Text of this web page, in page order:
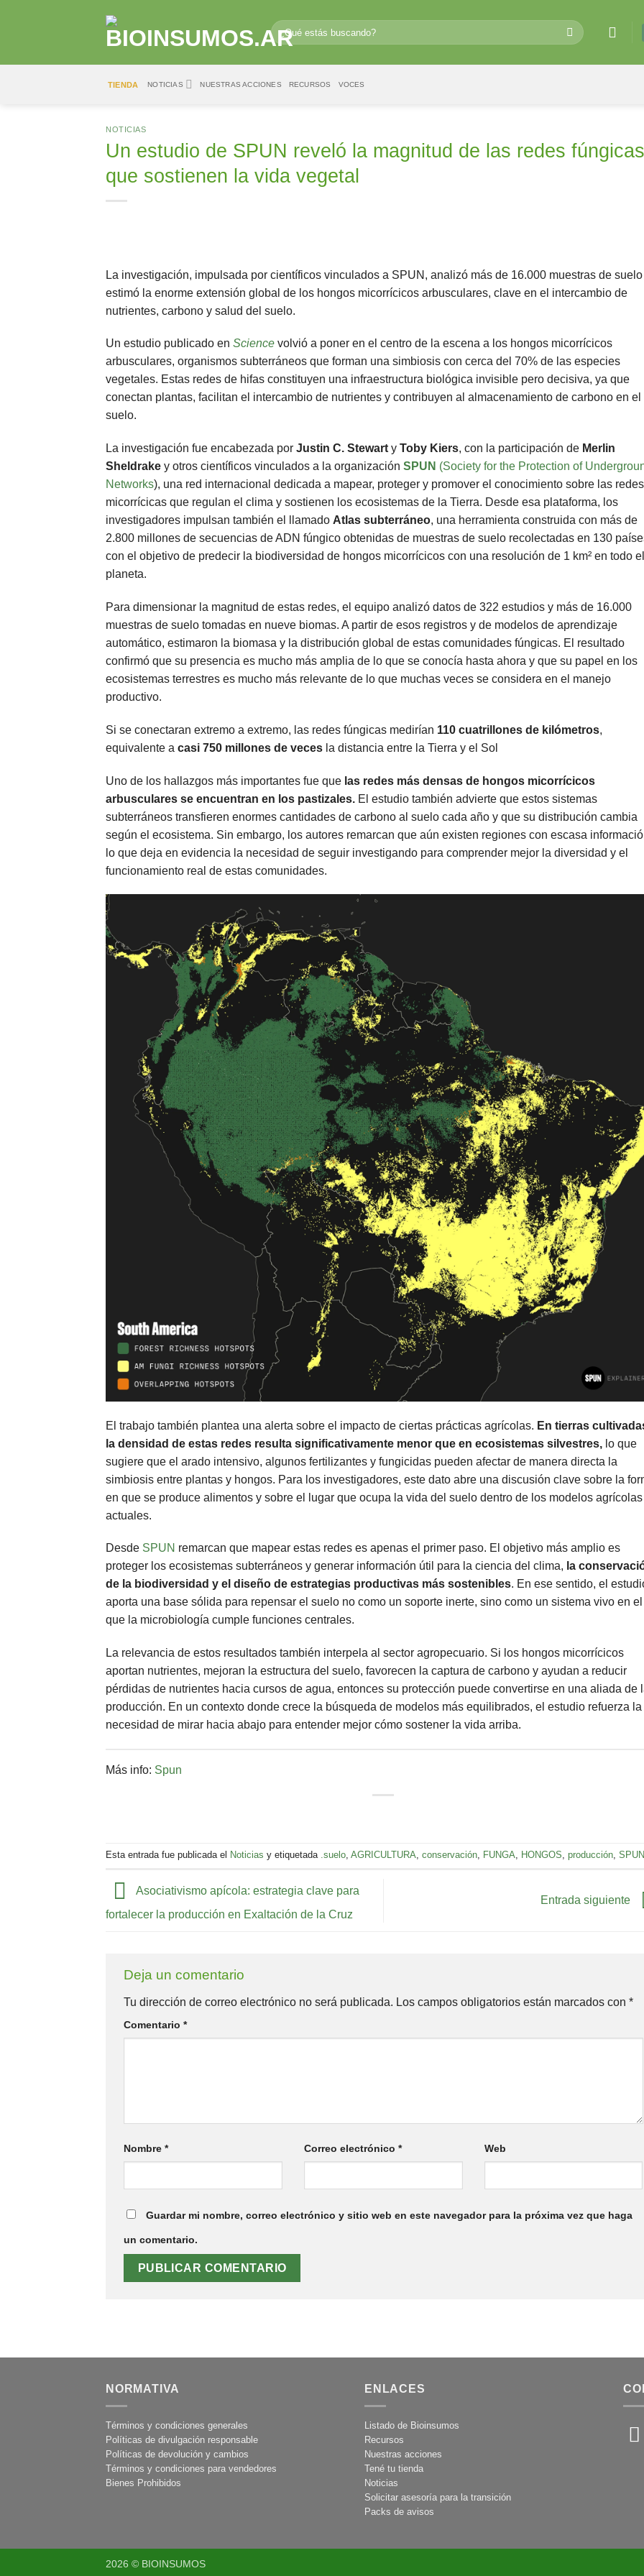
Buscar
por:
TIENDA NOTICIAS NUESTRAS ACCIONES RECURSOS VOCES
NOTICIAS
Un estudio de SPUN reveló la magnitud de las redes fúngicas
que sostienen la vida vegetal
La investigación, impulsada por científicos vinculados a SPUN, analizó más de 16.000 muestras de
estimó la enorme extensión global de los hongos micorrícicos arbusculares, clave en el intercambio de
nutrientes, carbono y salud del suelo.
Un estudio publicado en Science volvió a poner en el centro de la escena a los hongos micorrícicos
arbusculares, organismos subterráneos que forman una simbiosis con cerca del 70% de las especies
vegetales. Estas redes de hifas constituyen una infraestructura biológica invisible pero decisiva, ya que
conectan plantas, facilitan el intercambio de nutrientes y contribuyen al almacenamiento de carbono en el
suelo.
La investigación fue encabezada por Justin C. Stewart y Toby Kiers, con la participación de Merlin
Sheldrake y otros científicos vinculados a la organización SPUN (Society for the Protection of
Networks), una red internacional dedicada a mapear, proteger y promover el conocimiento sobre las redes
micorrícicas que regulan el clima y sostienen los ecosistemas de la Tierra. Desde esa plataforma, los
investigadores impulsan también el llamado Atlas subterráneo, una herramienta construida con más de
2.800 millones de secuencias de ADN fúngico obtenidas de muestras de suelo recolectadas en 130
con el objetivo de predecir la biodiversidad de hongos micorrícicos con una resolución de 1 km² en todo el
planeta.
Para dimensionar la magnitud de estas redes, el equipo analizó datos de 322 estudios y más de 16.000
muestras de suelo tomadas en nueve biomas. A partir de esos registros y de modelos de aprendizaje
automático, estimaron la biomasa y la distribución global de estas comunidades fúngicas. El resultado
confirmó que su presencia es mucho más amplia de lo que se conocía hasta ahora y que su papel en los
ecosistemas terrestres es mucho más relevante de lo que muchas veces se considera en el manejo
productivo.
Si se conectaran extremo a extremo, las redes fúngicas medirían 110 cuatrillones de kilómetros,
equivalente a casi 750 millones de veces la distancia entre la Tierra y el Sol
Uno de los hallazgos más importantes fue que las redes más densas de hongos micorrícicos
arbusculares se encuentran en los pastizales. El estudio también advierte que estos sistemas
subterráneos transfieren enormes cantidades de carbono al suelo cada año y que su distribución cambia
según el ecosistema. Sin embargo, los autores remarcan que aún existen regiones con escasa
lo que deja en evidencia la necesidad de seguir investigando para comprender mejor la diversidad y el
funcionamiento real de estas comunidades.
El trabajo también plantea una alerta sobre el impacto de ciertas prácticas agrícolas. En tierras
la densidad de estas redes resulta significativamente menor que en ecosistemas silvestres, lo que
sugiere que el arado intensivo, algunos fertilizantes y fungicidas pueden afectar de manera directa la
simbiosis entre plantas y hongos. Para los investigadores, este dato abre una discusión clave sobre la
en que se produce alimentos y sobre el lugar que ocupa la vida del suelo dentro de los modelos agrícolas
actuales.
Desde SPUN remarcan que mapear estas redes es apenas el primer paso. El objetivo más amplio es
proteger los ecosistemas subterráneos y generar información útil para la ciencia del clima, la
de la biodiversidad y el diseño de estrategias productivas más sostenibles. En ese sentido, el
aporta una base sólida para repensar el suelo no como un soporte inerte, sino como un sistema vivo en el
que la microbiología cumple funciones centrales.
La relevancia de estos resultados también interpela al sector agropecuario. Si los hongos micorrícicos
aportan nutrientes, mejoran la estructura del suelo, favorecen la captura de carbono y ayudan a reducir
pérdidas de nutrientes hacia cursos de agua, entonces su protección puede convertirse en una aliada de
producción. En un contexto donde crece la búsqueda de modelos más equilibrados, el estudio refuerza la
necesidad de mirar hacia abajo para entender mejor cómo sostener la vida arriba.
Más info: Spun
Esta entrada fue publicada el Noticias y etiquetada .suelo, AGRICULTURA, conservación, FUNGA, HONGOS, producción, SPUN
Asociativismo apícola: estrategia clave para
fortalecer la producción en Exaltación de la Cruz
Entrada siguiente
Deja un comentario
Tu dirección de correo electrónico no será publicada. Los campos obligatorios están marcados con *
Comentario *
Nombre * Correo electrónico * Web
Guardar mi nombre, correo electrónico y sitio web en este navegador para la próxima vez que haga
un comentario.
NORMATIVA
Términos y condiciones generales
Políticas de divulgación responsable
Políticas de devolución y cambios
Términos y condiciones para vendedores
Bienes Prohibidos
ENLACES
Listado de Bioinsumos
Recursos
Nuestras acciones
Tené tu tienda
Noticias
Solicitar asesoría para la transición
Packs de avisos
2026 © BIOINSUMOS